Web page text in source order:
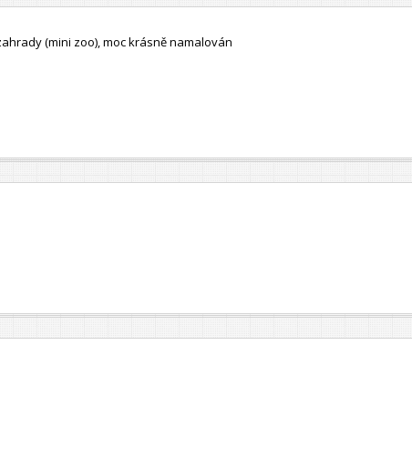
(mini zoo), moc krásně namalován